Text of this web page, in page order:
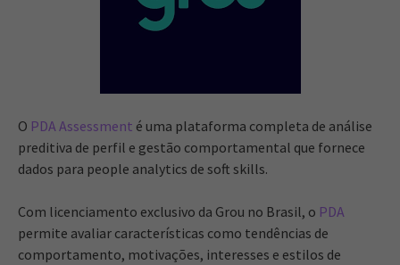
O PDA Assessment é uma plataforma completa de análise
preditiva de perfil e gestão comportamental que fornece
dados para people analytics de soft skills.
Com licenciamento exclusivo da Grou no Brasil, o PDA
permite avaliar características como tendências de
comportamento, motivações, interesses e estilos de